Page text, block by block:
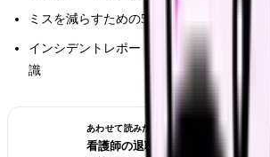
ミスを減らすための5つの実践的な習慣
インシデントレポートの正しい書き方と
識
あわせて読みたい
看護師の退職交渉術｜引き止めら